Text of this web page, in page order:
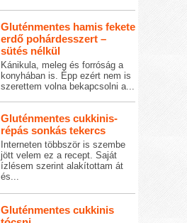
Gluténmentes hamis fekete
erdő pohárdesszert –
sütés nélkül
Kánikula, meleg és forróság a
konyhában is. Épp ezért nem is
szerettem volna bekapcsolni a...
Gluténmentes cukkinis-
répás sonkás tekercs
Interneten többször is szembe
jött velem ez a recept. Saját
ízlésem szerint alakítottam át
és...
Gluténmentes cukkinis